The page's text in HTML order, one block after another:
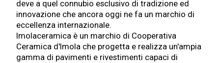
e
deve a quel connubio esclusivo di tradizione ed
innovazione che ancora oggi ne fa un marchio di
eccellenza internazionale.
Imolaceramica è un marchio di Cooperativa
Ceramica d'Imola che progetta e realizza un'ampia
gamma di pavimenti e rivestimenti capaci di